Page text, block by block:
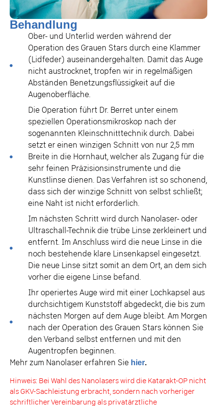
Behandlung
Ober- und Unterlid werden während der
Operation des Grauen Stars durch eine Klammer
(Lidfeder) auseinandergehalten. Damit das Auge
nicht austrocknet, tropfen wir in regelmäßigen
Abständen Benetzungsflüssigkeit auf die
Augenoberfläche.
Die Operation führt Dr. Berret unter einem
speziellen Operationsmikroskop nach der
sogenannten Kleinschnitttechnik durch. Dabei
setzt er einen winzigen Schnitt von nur 2,5 mm
Breite in die Hornhaut, welcher als Zugang für die
sehr feinen Präzisionsinstrumente und die
Kunstlinse dienen. Das Verfahren ist so schonend,
dass sich der winzige Schnitt von selbst schließt;
eine Naht ist nicht erforderlich.
Im nächsten Schritt wird durch Nanolaser- oder
Ultraschall-Technik die trübe Linse zerkleinert und
entfernt. Im Anschluss wird die neue Linse in die
noch bestehende klare Linsenkapsel eingesetzt.
Die neue Linse sitzt somit an dem Ort, an dem sich
vorher die eigene Linse befand.
Ihr operiertes Auge wird mit einer Lochkapsel aus
durchsichtigem Kunststoff abgedeckt, die bis zum
nächsten Morgen auf dem Auge bleibt. Am Morgen
nach der Operation des Grauen Stars können Sie
den Verband selbst entfernen und mit den
Augentropfen beginnen.
Mehr zum Nanolaser erfahren Sie hier.
Hinweis: Bei Wahl des Nanolasers wird die Katarakt-OP nicht
als GKV-Sachleistung erbracht, sondern nach vorheriger
schriftlicher Vereinbarung als privatärztliche